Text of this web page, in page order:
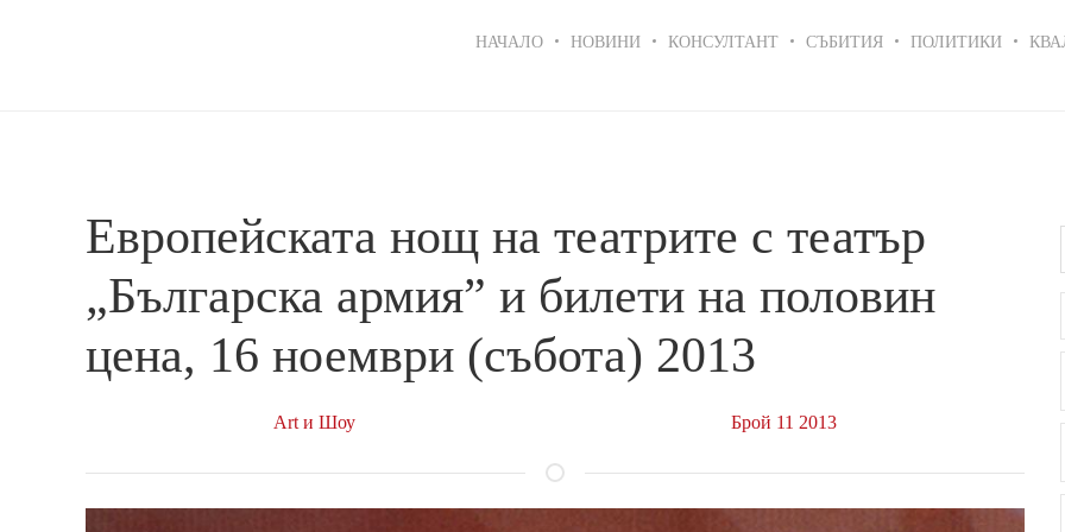
navigation
НАЧАЛО НОВИНИ КОНСУЛТАНТ СЪБИТИЯ ПОЛИТИКИ
Европейската нощ на театрите с театър
„Българска армия” и билети на половин
цена, 16 ноември (събота) 2013
Art и Шоу Брой 11 2013